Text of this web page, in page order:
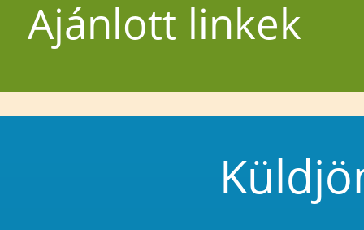
Ajánlott linkek